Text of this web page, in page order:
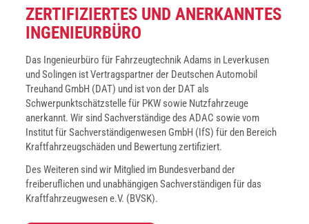
ZER­TI­FI­ZIER­TES UND ANER­KANN­TES
INGE­NIEUR­BÜ­RO
Das Ingenieurbüro für Fahrzeugtechnik Adams in Leverkusen
und Solingen ist Vertragspartner der Deutschen Automobil
Treuhand GmbH (DAT) und ist von der DAT als
Schwerpunktschätzstelle für PKW sowie Nutzfahrzeuge
anerkannt. Wir sind Sachverständige des ADAC sowie vom
Institut für Sachverständigenwesen GmbH (IfS) für den Bereich
Kraftfahrzeugschäden und Bewertung zertifiziert.
Des Weiteren sind wir Mitglied im Bundesverband der
freiberuflichen und unabhängigen Sachverständigen für das
Kraftfahrzeugwesen e.V. (BVSK).